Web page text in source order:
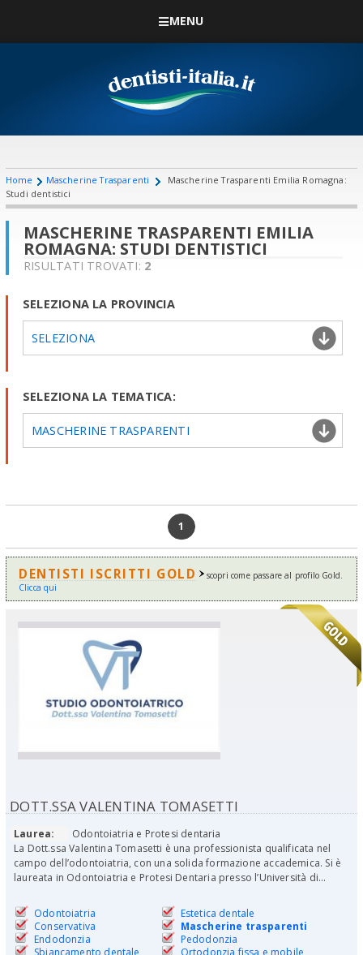
MENU
Home Mascherine Trasparenti
Mascherine Trasparenti Emilia Romagna:
Studi dentistici
MASCHERINE TRASPARENTI EMILIA
ROMAGNA: STUDI DENTISTICI
RISULTATI TROVATI: 2
SELEZIONA LA PROVINCIA
SELEZIONA
SELEZIONA LA TEMATICA:
MASCHERINE TRASPARENTI
1
DENTISTI ISCRITTI GOLD
scopri come passare al profilo Gold.
Clicca qui
DOTT.SSA VALENTINA TOMASETTI
Laurea:
Odontoiatria e Protesi dentaria
La Dott.ssa Valentina Tomasetti è una professionista qualificata nel
campo dell’odontoiatria, con una solida formazione accademica. Si è
laureata in Odontoiatria e Protesi Dentaria presso l’Università di...
Odontoiatria
Conservativa
Endodonzia
Sbiancamento dentale
Estetica dentale
Mascherine trasparenti
Pedodonzia
Ortodonzia fissa e mobile